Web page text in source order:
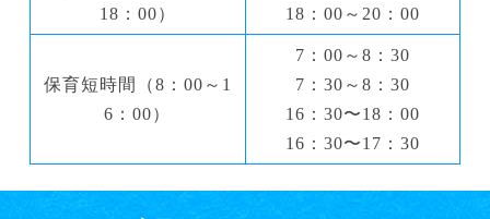
18：00）
18：00～20：00
保育短時間（8：00～1
6：00）
7：00～8：30
7：30～8：30
16：30〜18：00
16：30〜17：30